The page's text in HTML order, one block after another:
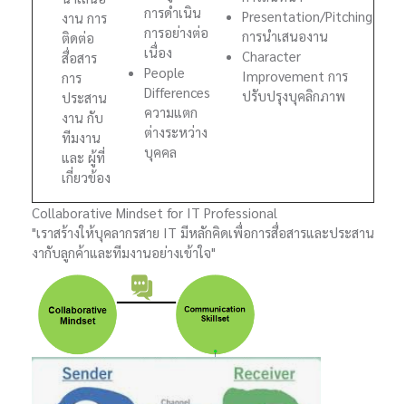
งาน การ
ติดต่อ
สื่อสาร
การ
ประสาน
งาน กับ
ทีมงาน
และ ผู้ที่
เกี่ยวข้อง
การดำเนิน
การอย่างต่อ
เนื่อง
People
Differences
ความแตก
ต่างระหว่าง
บุคคล
Presentation/Pitching
การนำเสนองาน
Character
Improvement การ
ปรับปรุงบุคลิกภาพ
Collaborative Mindset for IT Professional
"เราสร้างให้บุคลากรสาย IT มีหลักคิดเพื่อการสื่อสารและประสาน
งากับลูกค้าและทีมงานอย่างเข้าใจ"